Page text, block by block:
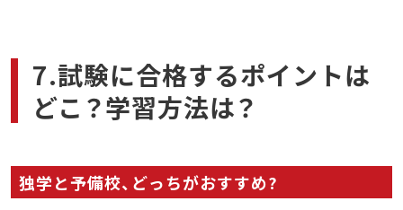
7.試験に合格するポイントは
どこ？学習方法は？
独学と予備校、どっちがおすすめ?